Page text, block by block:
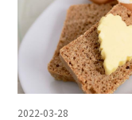
2022-03-28